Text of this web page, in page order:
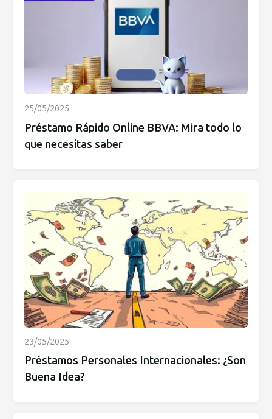
25/05/2025
Préstamo Rápido Online BBVA: Mira todo lo
que necesitas saber
23/05/2025
Préstamos Personales Internacionales: ¿Son
Buena Idea?